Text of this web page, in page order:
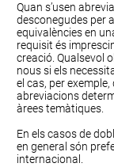
Quan s’usen
desconegudes per
equivalències en
requisit és
creació. Qualsevol
nous si els
el cas, per
abreviacions
àrees temàtiques.
En els casos de
en general són
internacional.